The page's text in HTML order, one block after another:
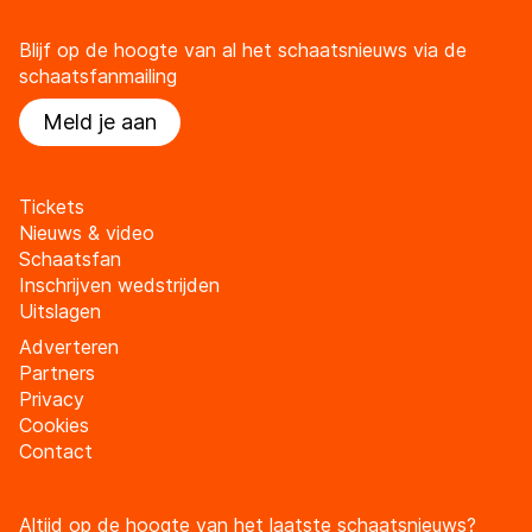
Blijf op de hoogte van al het schaatsnieuws via de
schaatsfanmailing
Meld je aan
Tickets
Nieuws & video
Schaatsfan
Inschrijven wedstrijden
Uitslagen
Adverteren
Partners
Privacy
Cookies
Contact
Altijd op de hoogte van het laatste schaatsnieuws?